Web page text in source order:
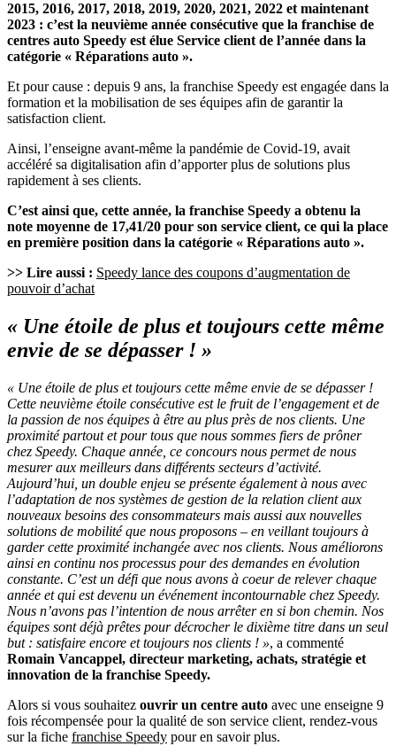
2015, 2016, 2017, 2018, 2019, 2020, 2021, 2022 et maintenant
2023 : c’est la neuvième année consécutive que la franchise de
centres auto Speedy est élue Service client de l’année dans la
catégorie « Réparations auto ».
Et pour cause : depuis 9 ans, la franchise Speedy est engagée dans la
formation et la mobilisation de ses équipes afin de garantir la
satisfaction client.
Ainsi, l’enseigne avant-même la pandémie de Covid-19, avait
accéléré sa digitalisation afin d’apporter plus de solutions plus
rapidement à ses clients.
C’est ainsi que, cette année, la franchise Speedy a obtenu la
note moyenne de 17,41/20 pour son service client, ce qui la place
en première position dans la catégorie « Réparations auto ».
>> Lire aussi : Speedy lance des coupons d’augmentation de
pouvoir d’achat
« Une étoile de plus et toujours cette même
envie de se dépasser ! »
« Une étoile de plus et toujours cette même envie de se dépasser !
Cette neuvième étoile consécutive est le fruit de l’engagement et de
la passion de nos équipes à être au plus près de nos clients. Une
proximité partout et pour tous que nous sommes fiers de prôner
chez Speedy. Chaque année, ce concours nous permet de nous
mesurer aux meilleurs dans différents secteurs d’activité.
Aujourd’hui, un double enjeu se présente également à nous avec
l’adaptation de nos systèmes de gestion de la relation client aux
nouveaux besoins des consommateurs mais aussi aux nouvelles
solutions de mobilité que nous proposons – en veillant toujours à
garder cette proximité inchangée avec nos clients. Nous améliorons
ainsi en continu nos processus pour des demandes en évolution
constante. C’est un défi que nous avons à coeur de relever chaque
année et qui est devenu un événement incontournable chez Speedy.
Nous n’avons pas l’intention de nous arrêter en si bon chemin. Nos
équipes sont déjà prêtes pour décrocher le dixième titre dans un seul
but : satisfaire encore et toujours nos clients ! », a commenté
Romain Vancappel, directeur marketing, achats, stratégie et
innovation de la franchise Speedy.
Alors si vous souhaitez ouvrir un centre auto avec une enseigne 9
fois récompensée pour la qualité de son service client, rendez-vous
sur la fiche franchise Speedy pour en savoir plus.